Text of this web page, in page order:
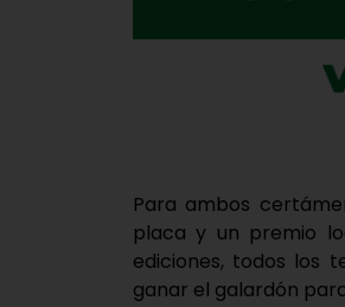
Para ambos
placa y un premio
ediciones, todos los
ganar el galardón